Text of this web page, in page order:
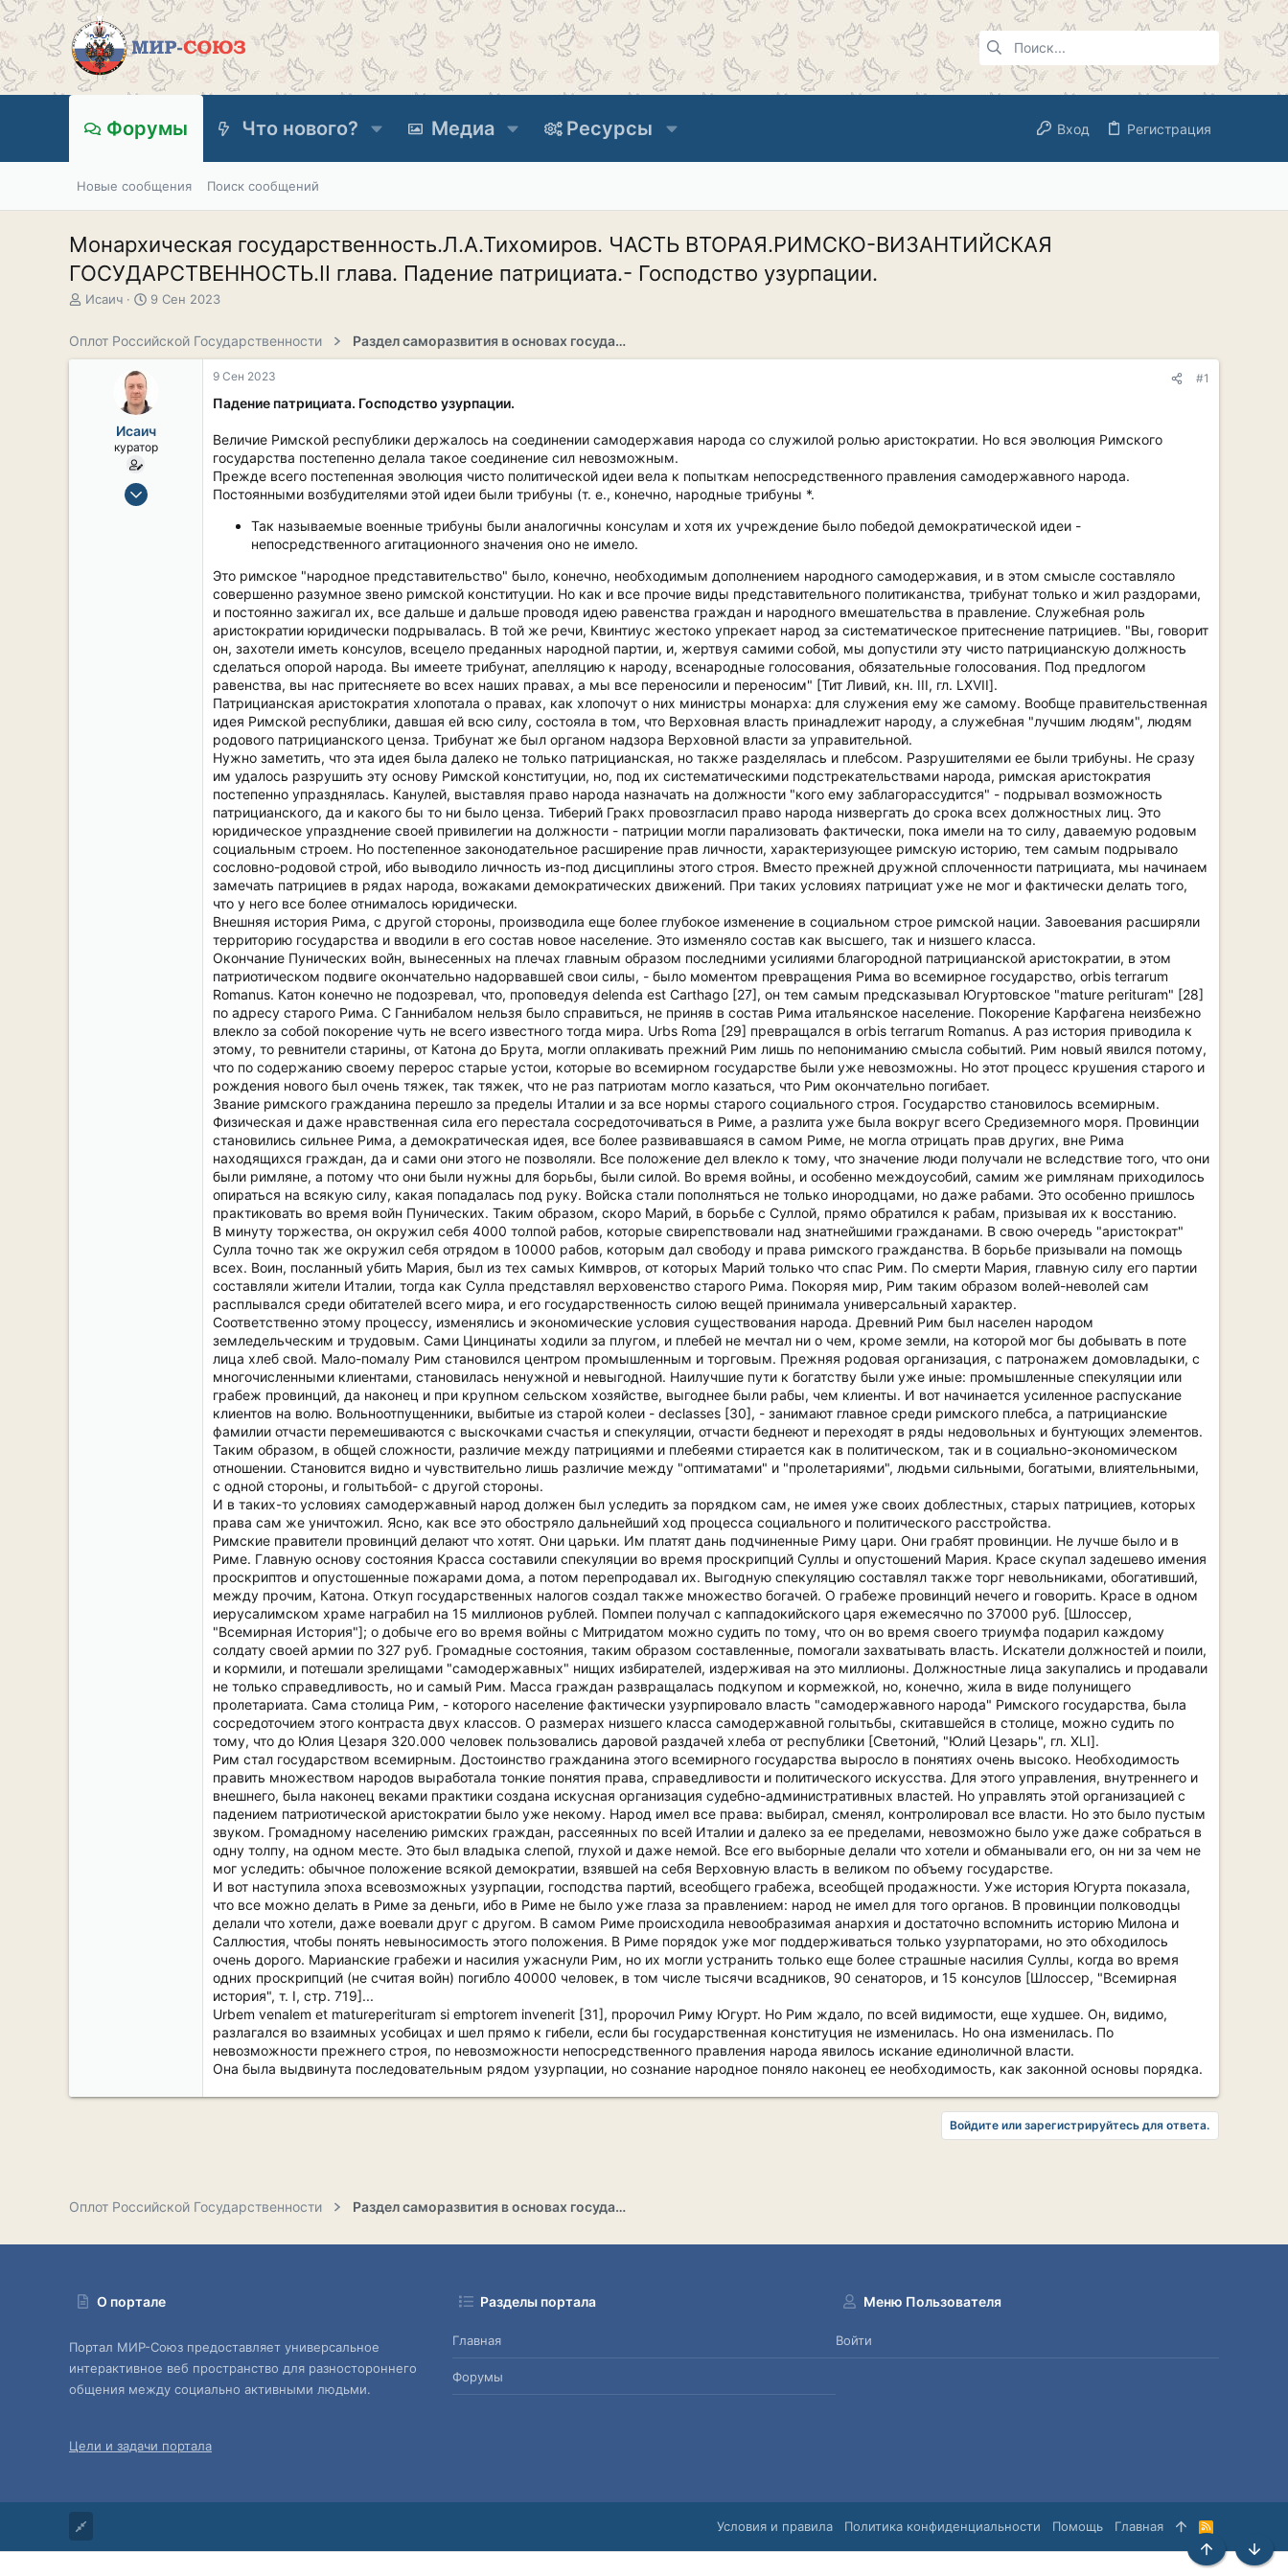
Форумы Что нового? Медиа Ресурсы Вход Регистрация
Новые сообщения Поиск сообщений
Монархическая государственность.Л.А.Тихомиров. ЧАСТЬ ВТОРАЯ.РИМСКО-ВИЗАНТИЙСКАЯ
ГОСУДАРСТВЕННОСТЬ.II глава. Падение патрициата.- Господство узурпации.
А
о
Исаич
Д
а
л
а
9 Сен 2023
Оплот Российской Государственности Раздел саморазвития в основах государственности
Исаич
куратор
15 Сен 2019
9 Сен 2023 #1
Падение патрициата. Господство узурпации.
Величие Римской республики держалось на соединении самодержавия народа со служилой ролью аристократии. Но вся эволюция Римского
государства постепенно делала такое соединение сил невозможным.
Прежде всего постепенная эволюция чисто политической идеи вела к попыткам непосредственного правления самодержавного народа.
Постоянными возбудителями этой идеи были трибуны (т. е., конечно, народные трибуны *.
Так называемые военные трибуны были аналогичны консулам и хотя их учреждение было победой демократической идеи -
непосредственного агитационного значения оно не имело.
Это римское "народное представительство" было, конечно, необходимым дополнением народного самодержавия, и в этом смысле составляло
совершенно разумное звено римской конституции. Но как и все прочие виды представительного политиканства, трибунат только и жил раздорами,
и постоянно зажигал их, все дальше и дальше проводя идею равенства граждан и народного вмешательства в правление. Служебная роль
аристократии юридически подрывалась. В той же речи, Квинтиус жестоко упрекает народ за систематическое притеснение патрициев. "Вы, говорит
он, захотели иметь консулов, всецело преданных народной партии, и, жертвуя самими собой, мы допустили эту чисто патрицианскую должность
сделаться опорой народа. Вы имеете трибунат, апелляцию к народу, всенародные голосования, обязательные голосования. Под предлогом
равенства, вы нас притесняете во всех наших правах, а мы все переносили и переносим" [Тит Ливий, кн. III, гл. LXVII].
Патрицианская аристократия хлопотала о правах, как хлопочут о них министры монарха: для служения ему же самому. Вообще правительственная
идея Римской республики, давшая ей всю силу, состояла в том, что Верховная власть принадлежит народу, а служебная "лучшим людям", людям
родового патрицианского ценза. Трибунат же был органом надзора Верховной власти за управительной.
Нужно заметить, что эта идея была далеко не только патрицианская, но также разделялась и плебсом. Разрушителями ее были трибуны. Не сразу
им удалось разрушить эту основу Римской конституции, но, под их систематическими подстрекательствами народа, римская аристократия
постепенно упразднялась. Канулей, выставляя право народа назначать на должности "кого ему заблагорассудится" - подрывал возможность
патрицианского, да и какого бы то ни было ценза. Тиберий Гракх провозгласил право народа низвергать до срока всех должностных лиц. Это
юридическое упразднение своей привилегии на должности - патриции могли парализовать фактически, пока имели на то силу, даваемую родовым
социальным строем. Но постепенное законодательное расширение прав личности, характеризующее римскую историю, тем самым подрывало
сословно-родовой строй, ибо выводило личность из-под дисциплины этого строя. Вместо прежней дружной сплоченности патрициата, мы начинаем
замечать патрициев в рядах народа, вожаками демократических движений. При таких условиях патрициат уже не мог и фактически делать того,
что у него все более отнималось юридически.
Внешняя история Рима, с другой стороны, производила еще более глубокое изменение в социальном строе римской нации. Завоевания расширяли
территорию государства и вводили в его состав новое население. Это изменяло состав как высшего, так и низшего класса.
Окончание Пунических войн, вынесенных на плечах главным образом последними усилиями благородной патрицианской аристократии, в этом
патриотическом подвиге окончательно надорвавшей свои силы, - было моментом превращения Рима во всемирное государство, orbis terrarum
Romanus. Катон конечно не подозревал, что, проповедуя delenda est Carthago [27], он тем самым предсказывал Югуртовское "mature perituram" [28]
по адресу старого Рима. С Ганнибалом нельзя было справиться, не приняв в состав Рима итальянское население. Покорение Карфагена неизбежно
влекло за собой покорение чуть не всего известного тогда мира. Urbs Roma [29] превращался в orbis terrarum Romanus. A раз история приводила к
этому, то ревнители старины, от Катона до Брута, могли оплакивать прежний Рим лишь по непониманию смысла событий. Рим новый явился потому,
что по содержанию своему перерос старые устои, которые во всемирном государстве были уже невозможны. Но этот процесс крушения старого и
рождения нового был очень тяжек, так тяжек, что не раз патриотам могло казаться, что Рим окончательно погибает.
Звание римского гражданина перешло за пределы Италии и за все нормы старого социального строя. Государство становилось всемирным.
Физическая и даже нравственная сила его перестала сосредоточиваться в Риме, а разлита уже была вокруг всего Средиземного моря. Провинции
становились сильнее Рима, а демократическая идея, все более развивавшаяся в самом Риме, не могла отрицать прав других, вне Рима
находящихся граждан, да и сами они этого не позволяли. Все положение дел влекло к тому, что значение люди получали не вследствие того, что они
были римляне, а потому что они были нужны для борьбы, были силой. Во время войны, и особенно междоусобий, самим же римлянам приходилось
опираться на всякую силу, какая попадалась под руку. Войска стали пополняться не только инородцами, но даже рабами. Это особенно пришлось
практиковать во время войн Пунических. Таким образом, скоро Марий, в борьбе с Суллой, прямо обратился к рабам, призывая их к восстанию.
В минуту торжества, он окружил себя 4000 толпой рабов, которые свирепствовали над знатнейшими гражданами. В свою очередь "аристократ"
Сулла точно так же окружил себя отрядом в 10000 рабов, которым дал свободу и права римского гражданства. В борьбе призывали на помощь
всех. Воин, посланный убить Мария, был из тех самых Кимвров, от которых Марий только что спас Рим. По смерти Мария, главную силу его партии
составляли жители Италии, тогда как Сулла представлял верховенство старого Рима. Покоряя мир, Рим таким образом волей-неволей сам
расплывался среди обитателей всего мира, и его государственность силою вещей принимала универсальный характер.
Соответственно этому процессу, изменялись и экономические условия существования народа. Древний Рим был населен народом
земледельческим и трудовым. Сами Цинцинаты ходили за плугом, и плебей не мечтал ни о чем, кроме земли, на которой мог бы добывать в поте
лица хлеб свой. Мало-помалу Рим становился центром промышленным и торговым. Прежняя родовая организация, с патронажем домовладыки, с
многочисленными клиентами, становилась ненужной и невыгодной. Наилучшие пути к богатству были уже иные: промышленные спекуляции или
грабеж провинций, да наконец и при крупном сельском хозяйстве, выгоднее были рабы, чем клиенты. И вот начинается усиленное распускание
клиентов на волю. Вольноотпущенники, выбитые из старой колеи - declasses [30], - занимают главное среди римского плебса, а патрицианские
фамилии отчасти перемешиваются с выскочками счастья и спекуляции, отчасти беднеют и переходят в ряды недовольных и бунтующих элементов.
Таким образом, в общей сложности, различие между патрициями и плебеями стирается как в политическом, так и в социально-экономическом
отношении. Становится видно и чувствительно лишь различие между "оптиматами" и "пролетариями", людьми сильными, богатыми, влиятельными,
с одной стороны, и голытьбой- с другой стороны.
И в таких-то условиях самодержавный народ должен был уследить за порядком сам, не имея уже своих доблестных, старых патрициев, которых
права сам же уничтожил. Ясно, как все это обостряло дальнейший ход процесса социального и политического расстройства.
Римские правители провинций делают что хотят. Они царьки. Им платят дань подчиненные Риму цари. Они грабят провинции. Не лучше было и в
Риме. Главную основу состояния Красса составили спекуляции во время проскрипций Суллы и опустошений Мария. Красе скупал задешево имения
проскриптов и опустошенные пожарами дома, а потом перепродавал их. Выгодную спекуляцию составлял также торг невольниками, обогативший,
между прочим, Катона. Откуп государственных налогов создал также множество богачей. О грабеже провинций нечего и говорить. Красе в одном
иерусалимском храме награбил на 15 миллионов рублей. Помпеи получал с каппадокийского царя ежемесячно по 37000 руб. [Шлоссер,
"Всемирная История"]; о добыче его во время войны с Митридатом можно судить по тому, что он во время своего триумфа подарил каждому
солдату своей армии по 327 руб. Громадные состояния, таким образом составленные, помогали захватывать власть. Искатели должностей и поили,
и кормили, и потешали зрелищами "самодержавных" нищих избирателей, издерживая на это миллионы. Должностные лица закупались и продавали
не только справедливость, но и самый Рим. Масса граждан развращалась подкупом и кормежкой, но, конечно, жила в виде полунищего
пролетариата. Сама столица Рим, - которого население фактически узурпировало власть "самодержавного народа" Римского государства, была
сосредоточием этого контраста двух классов. О размерах низшего класса самодержавной голытьбы, скитавшейся в столице, можно судить по
тому, что до Юлия Цезаря 320.000 человек пользовались даровой раздачей хлеба от республики [Светоний, "Юлий Цезарь", гл. XLI].
Рим стал государством всемирным. Достоинство гражданина этого всемирного государства выросло в понятиях очень высоко. Необходимость
править множеством народов выработала тонкие понятия права, справедливости и политического искусства. Для этого управления, внутреннего и
внешнего, была наконец веками практики создана искусная организация судебно-административных властей. Но управлять этой организацией с
падением патриотической аристократии было уже некому. Народ имел все права: выбирал, сменял, контролировал все власти. Но это было пустым
звуком. Громадному населению римских граждан, рассеянных по всей Италии и далеко за ее пределами, невозможно было уже даже собраться в
одну толпу, на одном месте. Это был владыка слепой, глухой и даже немой. Все его выборные делали что хотели и обманывали его, он ни за чем не
мог уследить: обычное положение всякой демократии, взявшей на себя Верховную власть в великом по объему государстве.
И вот наступила эпоха всевозможных узурпации, господства партий, всеобщего грабежа, всеобщей продажности. Уже история Югурта показала,
что все можно делать в Риме за деньги, ибо в Риме не было уже глаза за правлением: народ не имел для того органов. В провинции полководцы
делали что хотели, даже воевали друг с другом. В самом Риме происходила невообразимая анархия и достаточно вспомнить историю Милона и
Саллюстия, чтобы понять невыносимость этого положения. В Риме порядок уже мог поддерживаться только узурпаторами, но это обходилось
очень дорого. Марианские грабежи и насилия ужаснули Рим, но их могли устранить только еще более страшные насилия Суллы, когда во время
одних проскрипций (не считая войн) погибло 40000 человек, в том числе тысячи всадников, 90 сенаторов, и 15 консулов [Шлоссер, "Всемирная
история", т. I, стр. 719]...
Urbem venalem et matureperituram si emptorem invenerit [31], пророчил Риму Югурт. Но Рим ждало, по всей видимости, еще худшее. Он, видимо,
разлагался во взаимных усобицах и шел прямо к гибели, если бы государственная конституция не изменилась. Но она изменилась. По
невозможности прежнего строя, по невозможности непосредственного правления народа явилось искание единоличной власти.
Она была выдвинута последовательным рядом узурпации, но сознание народное поняло наконец ее необходимость, как законной основы порядка.
Войдите или зарегистрируйтесь для ответа.
Оплот Российской Государственности Раздел саморазвития в основах государственности
О портале
Портал МИР-Союз предоставляет универсальное
интерактивное веб пространство для разностороннего
общения между социально активными людьми.
Цели и задачи портала
Разделы портала
Главная
Форумы
Меню Пользователя
Войти
Условия и правила Политика конфиденциальности Помощь Главная
R
S
Сверху Снизу